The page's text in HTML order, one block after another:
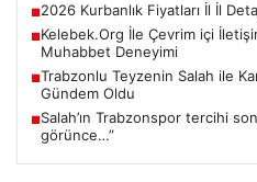
■2026 Kurbanlık Fiyatları İl İl
■Kelebek.Org İle Çevrim içi
Muhabbet Deneyimi
■Trabzonlu Teyzenin Salah ile
Gündem Oldu
■Salah’ın Trabzonspor tercihi
görünce…”